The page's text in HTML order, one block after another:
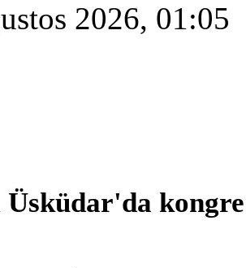
2026, 01:05